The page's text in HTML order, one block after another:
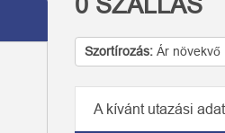
0SZÁLLÁS
Szortírozás: Ár növekvő
A kívánt utazási